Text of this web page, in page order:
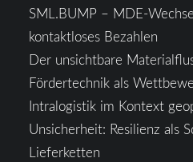
SML.BUMP – MDE-
kontaktloses Bezahlen
Der unsichtbare
Fördertechnik als
Intralogistik im Kontext
Unsicherheit: Resilienz als
Lieferketten